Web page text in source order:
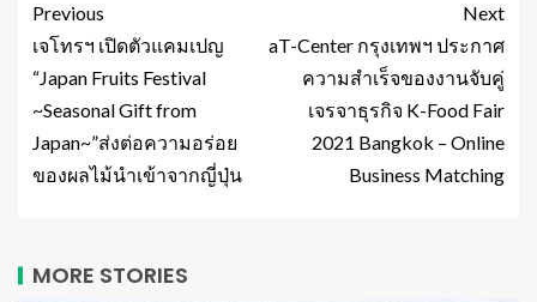
Previous
เจโทรฯ เปิดตัวแคมเปญ
“Japan Fruits Festival
~Seasonal Gift from
Japan~”ส่งต่อความอร่อย
ของผลไม้นำเข้าจากญี่ปุ่น
Next
aT-Center กรุงเทพฯ ประกาศ
ความสำเร็จของงานจับคู่
เจรจาธุรกิจ K-Food Fair
2021 Bangkok – Online
Business Matching
MORE STORIES